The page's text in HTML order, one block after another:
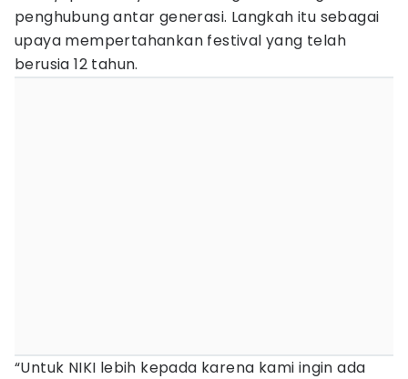
penghubung antar generasi. Langkah itu sebagai
upaya mempertahankan festival yang telah
berusia 12 tahun.
“Untuk NIKI lebih kepada karena kami ingin ada